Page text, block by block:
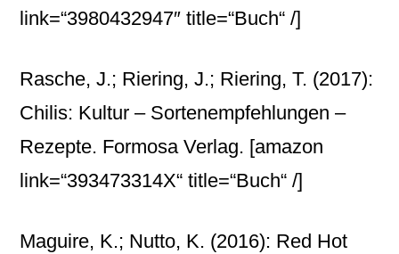
link=“3980432947″ title=“Buch“ /]
Rasche, J.; Riering, J.; Riering, T. (2017):
Chilis: Kultur – Sortenempfehlungen –
Rezepte. Formosa Verlag. [amazon
link=“393473314X“ title=“Buch“ /]
Maguire, K.; Nutto, K. (2016): Red Hot